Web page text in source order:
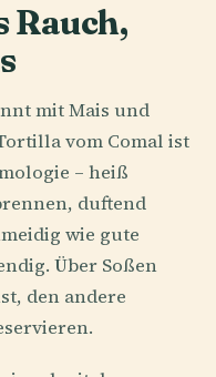
Rauch,
mit Mais und
vom Comal ist
– heiß
duftend
wie gute
Über Soßen
den andere